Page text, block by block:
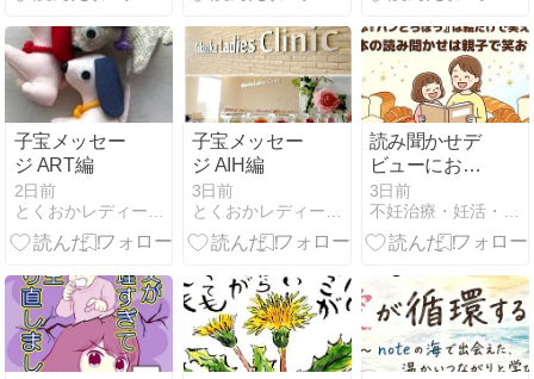
子宝メッセー
ジ ART編
2日前
子宝メッセー
ジ AIH編
3日前
読み聞かせデ
ビューにおす
すめ！絵本
「パンどろぼ
う」は絵だけ
3日前